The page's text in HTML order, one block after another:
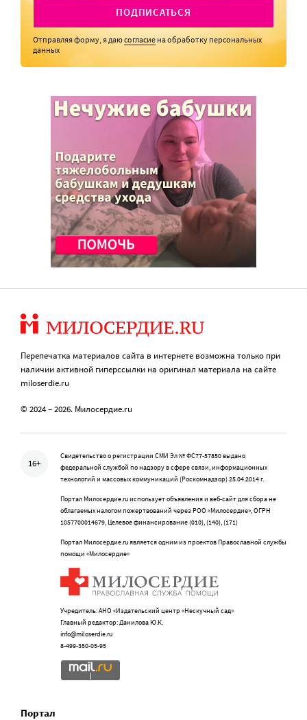
ПОДПИСАТЬСЯ
Отправляя форму, я даюсогласие на обработку персональных
данных
Перепечатка материалов сайта в интернете возможна только при
наличии активной гиперссылки на оригинал материала на сайте
miloserdie.ru
© 2024 – 2026. Милосердие.ru
16+
Свидетельство о регистрации СМИ Эл № ФС77-57850 выдано
федеральной службой по надзору в сфере связи, информационных
технологий и массовых коммуникаций (Роскомнадзор) 25.04.2014 г.
Портал Милосердие.ru использует объявления и веб-сайт для сбора не
облагаемых налогом пожертвований через РОО «Милосердие», ОГРН
1057700014679, Целевое финансирование (010), (140), (171)
Портал Милосердие.ru является одним из проектов Православной службы
помощи «Милосердие»
Учредитель: АНО «Издательский центр «Нескучный сад»
Главный редактор: Данилова Ю.К.
info@miloserdie.ru
8-499-350-05-95
Портал